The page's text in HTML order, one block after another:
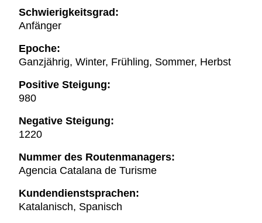
Schwierigkeitsgrad:
Anfänger
Epoche:
Ganzjährig, Winter, Frühling, Sommer, Herbst
Positive Steigung:
980
Negative Steigung:
1220
Nummer des Routenmanagers:
Agencia Catalana de Turisme
Kundendienstsprachen:
Katalanisch, Spanisch